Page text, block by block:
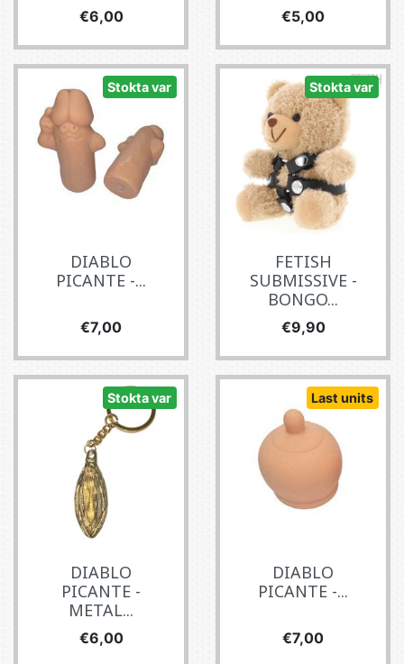
Fiyat
€6,00 Fiyat
€5,00
Stokta var
DIABLO
PICANTE -...
Fiyat
€7,00
Stokta var
FETISH
SUBMISSIVE -
BONGO...
Fiyat
€9,90
Stokta var
DIABLO
PICANTE -
METAL...
Fiyat
€6,00
Last units
DIABLO
PICANTE -...
Fiyat
€7,00